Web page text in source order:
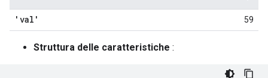
'val' 59
Struttura delle caratteristiche :